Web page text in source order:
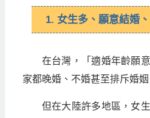
1. 女生多、願意結婚
在台灣，「適婚年齡願
家都晚婚、不婚甚至排斥婚姻
但在大陸許多地區，女